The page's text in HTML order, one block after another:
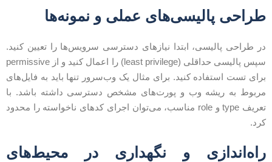
پالیسی‌های عملی و نمونه‌ها
طراحی پالیسی، ابتدا نیازهای دسترسی سرویس‌ها را تعیین کنید.
سپس پالیسی حداقلی (least privilege) را اعمال کنید و از permissive
تست استفاده کنید. برای مثال یک وب‌سرور تنها باید به فایل‌های
به ریشه وب و پورت‌های مشخص دسترسی داشته باشد. با
تعریف type و role مناسب، می‌توان اجرای کدهای ناخواسته را محدود
و نگهداری در محیط‌های